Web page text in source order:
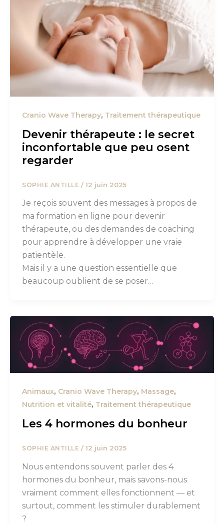
Cranio Wave Therapy, Traitement thérapeutique
Devenir thérapeute : le secret
inconfortable que peu osent
regarder
SOPHIE ANTILLE / 12 juin 2025
Je reçois souvent des messages à propos de
ma formation en ligne pour devenir
thérapeute, ou des demandes de coaching
pour apprendre à développer une vraie
patientèle.
Mais il y a une question essentielle que
beaucoup oublient de se poser…
Animaux, Cranio Wave Therapy, Massage,
Nutrition et vitalité, Traitement thérapeutique
Les 4 hormones du bonheur
SOPHIE ANTILLE / 12 juin 2025
Nous entendons souvent parler des 4
hormones du bonheur, mais savons-nous
vraiment comment elles fonctionnent — et
surtout, comment les stimuler durablement
?